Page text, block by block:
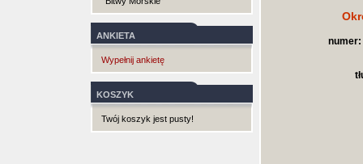
ANKIETA
Wypełnij ankietę
KOSZYK
Twój koszyk jest pusty!
numer: